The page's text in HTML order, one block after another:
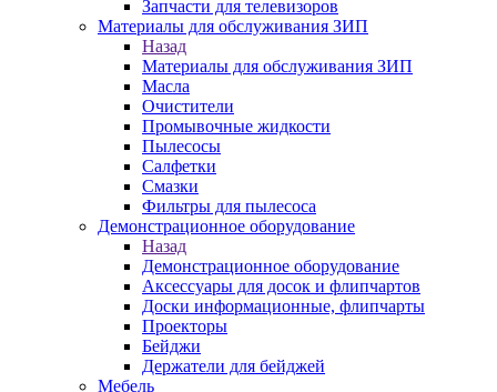
Запчасти для телевизоров
Материалы для обслуживания ЗИП
Назад
Материалы для обслуживания ЗИП
Масла
Очистители
Промывочные жидкости
Пылесосы
Салфетки
Смазки
Фильтры для пылесоса
Демонстрационное оборудование
Назад
Демонстрационное оборудование
Аксессуары для досок и флипчартов
Доски информационные, флипчарты
Проекторы
Бейджи
Держатели для бейджей
Мебель